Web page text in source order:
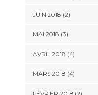
JUIN 2018 (2)
MAI 2018 (3)
AVRIL 2018 (4)
MARS 2018 (4)
FÉVRIER 2018 (2)